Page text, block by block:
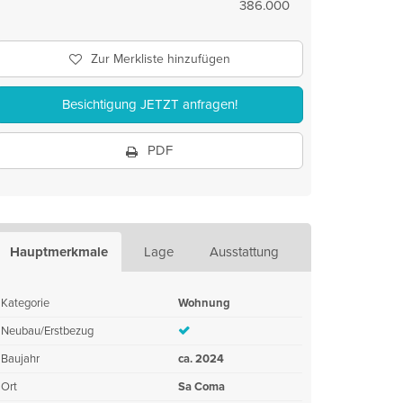
386.000
Zur Merkliste hinzufügen
Besichtigung JETZT anfragen!
PDF
Hauptmerkmale Lage Ausstattung
Kategorie
Wohnung
Neubau/Erstbezug
Baujahr
ca. 2024
Ort
Sa Coma